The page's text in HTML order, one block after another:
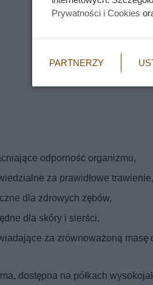
odporność organizmu,
za prawidłowe trawienie,
dla zdrowych zębów,
dla skóry i sierści,
za zrównoważoną masę
dostępna na półkach
Prywatności i Cookies
PARTNERZY